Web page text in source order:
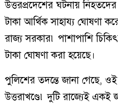
উত্তরপ্রদেশের ঘটনায়
টাকা আর্থিক সাহায্য ঘোষণা
রাজ্য সরকার৷ পাশাপাশি
টাকা ঘোষণা করা হয়েছে।
পুলিশের তদন্তে জানা গেছে,
উত্তরাখণ্ডে৷ দুটি রাজ্যেই